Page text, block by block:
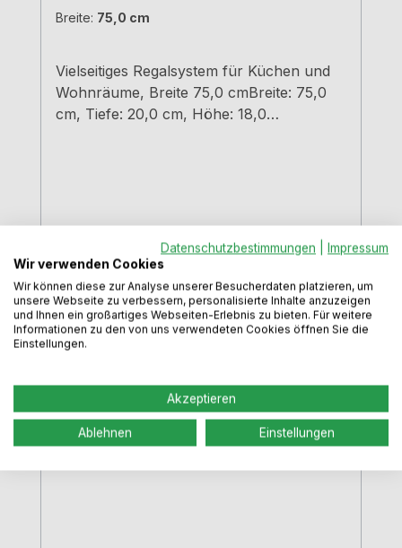
Breite: 75,0 cm
Vielseitiges Regalsystem für Küchen und
Wohnräume, Breite 75,0 cmBreite: 75,0
cm, Tiefe: 20,0 cm, Höhe: 18,0
Regulärer Preis:
In den Warenkorb
Datenschutzbestimmungen
Impressum
Wir verwenden Cookies
Wir können diese zur Analyse unserer Besucherdaten platzieren, um
unsere Webseite zu verbessern, personalisierte Inhalte anzuzeigen
und Ihnen ein großartiges Webseiten-Erlebnis zu bieten. Für weitere
Informationen zu den von uns verwendeten Cookies öffnen Sie die
Einstellungen.
Akzeptieren
Ablehnen Einstellungen